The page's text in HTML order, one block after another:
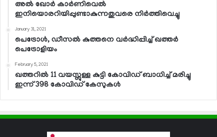
അല്‍ ഖോര്‍ കാര്‍ണിവെല്‍
ഇനിയൊരറിയിപ്പുണ്ടാകുന്നതുവരെ നിര്‍ത്തിവെച്ചു
January 31, 2021
പെട്രോള്‍, ഡീസല്‍ കുത്തനെ വര്‍ദ്ധിപ്പിച്ച് ഖത്തര്‍
പെട്രോളിയം
February 5, 2021
ഖത്തറില്‍ 11 വയസ്സുള്ള കുട്ടി കോവിഡ് ബാധിച്ച് മരിച്ചു
ഇന്ന് 398 കോവിഡ് കേസുകള്‍